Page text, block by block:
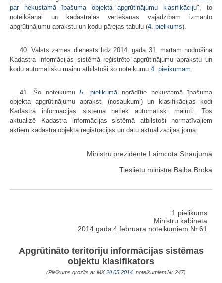
par nekustamā īpašuma objekta apgrūtinājumu klasifikāciju", to
noteikšanai un kadastrālās vērtēšanas vajadzībām izmanto
apgrūtinājumu aprakstu un kodu pārejas tabulu (4. pielikums).
40. Valsts zemes dienests līdz 2014. gada 31. martam nodrošina
Kadastra informācijas sistēmā reģistrēto apgrūtinājumu aprakstu un
kodu automātisku maiņu atbilstoši šo noteikumu 4. pielikumam
41. Šo noteikumu5. pielikumānorādītie nekustamā īpašuma
objekta apgrūtinājumu apraksti (nosaukumi) un klasifikācijas kodi
Kadastra informācijas sistēmā netiek automātiski mainīti. Tos
aktualizē Kadastra informācijas sistēmā atbilstoši normatīvajiem
aktiem kadastra objekta reģistrācijas un datu aktualizācijas jomā.
Ministru prezidente Laimdota Straujuma
Tieslietu ministre Baiba Broka
1.pielikums
Ministru kabineta
2014.gada 4.februāra noteikumiem Nr.61
Apgrūtināto teritoriju informācijas sistēmas
objektu klasifikators
(Pielikums grozīts ar MK20.05.2014. noteikumiem Nr.247)